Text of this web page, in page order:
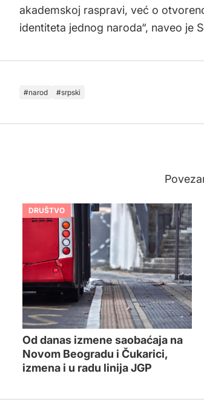
akademskoj raspravi, već o
identiteta jednog naroda“, naveo je
narod srpski
DRUŠTVO
Od danas izmene saobaćaja na
Novom Beogradu i Čukarici,
izmena i u radu linija JGP